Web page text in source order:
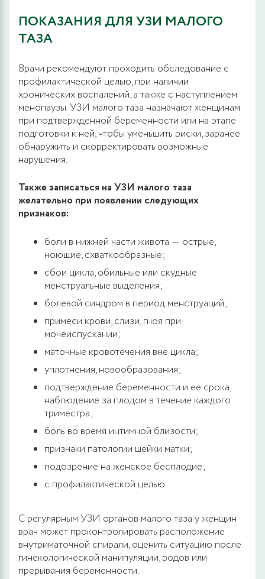
ПОКАЗАНИЯ ДЛЯ УЗИ МАЛОГО
ТАЗА
Врачи рекомендуют проходить обследование с
профилактической целью, при наличии
хронических воспалений, а также с наступлением
менопаузы. УЗИ малого таза назначают женщинам
при подтвержденной беременности или на этапе
подготовки к ней, чтобы уменьшить риски, заранее
обнаружить и скорректировать возможные
нарушения.
Также записаться на УЗИ малого таза
желательно при появлении следующих
признаков:
боли в нижней части живота ― острые,
ноющие, схваткообразные;
сбои цикла, обильные или скудные
менструальные выделения;
болевой синдром в период менструаций;
примеси крови, слизи, гноя при
мочеиспускании;
маточные кровотечения вне цикла;
уплотнения, новообразования;
подтверждение беременности и ее срока,
наблюдение за плодом в течение каждого
триместра;
боль во время интимной близости;
признаки патологии шейки матки;
подозрение на женское бесплодие;
с профилактической целью.
С регулярным УЗИ органов малого таза у женщин
врач может проконтролировать расположение
внутриматочной спирали, оценить ситуацию после
гинекологической манипуляции, родов или
прерывания беременности.